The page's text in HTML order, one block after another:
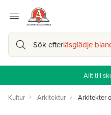
Sök efterläsglädje
Allt till
Kultur Arkitektur Arkitekter